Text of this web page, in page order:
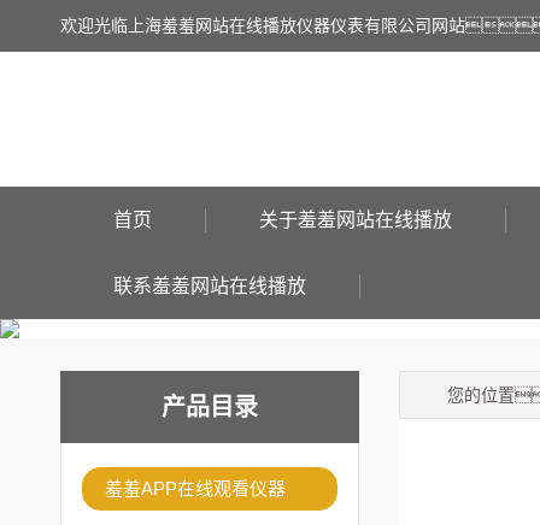
欢迎光临上海羞羞网站在线播放仪器仪表有限公司网站
首页 关于羞羞网站在线播放
联系羞羞网站在线播放
产品目录
羞羞APP在线观看仪器
您的位